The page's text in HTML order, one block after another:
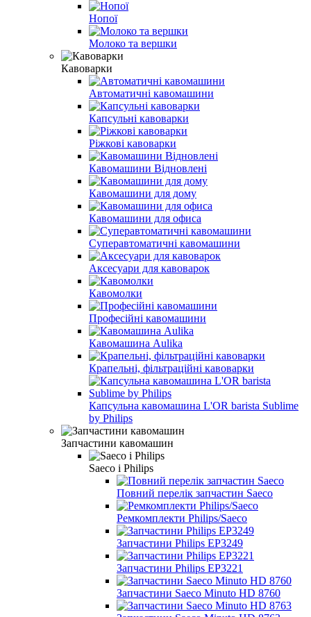
Нопої
Молоко та вершки
Кавоварки
Автоматичні кавомашини
Капсульні кавоварки
Ріжкові кавоварки
Кавомашини Відновлені
Кавомашини для дому
Кавомашини для офиса
Суперавтоматичні кавомашини
Аксесуари для кавоварок
Кавомолки
Професійні кавомашини
Кавомашина Aulika
Крапельні, фільтраційні кавоварки
Капсульна кавомашина L'OR barista Sublime
by Philips
Запчастини кавомашин
Saeco і Philips
Повний перелік запчастин Saeco
Ремкомплекти Philips/Saeco
Запчастини Philips EP3249
Запчастини Philips EP3221
Запчастини Saeco Minuto HD 8760